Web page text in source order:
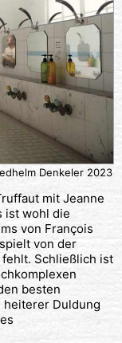
Denkeler 2023
mit Jeanne
ist wohl die
von François
von der
Schließlich ist
besten
heiterer Duldung